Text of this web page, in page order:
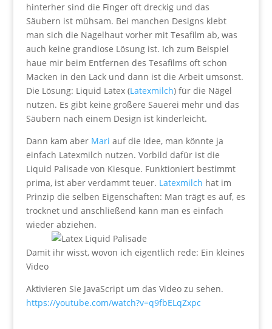
hinterher sind die Finger oft dreckig und das
Säubern ist mühsam. Bei manchen Designs klebt
man sich die Nagelhaut vorher mit Tesafilm ab, was
auch keine grandiose Lösung ist. Ich zum Beispiel
haue mir beim Entfernen des Tesafilms oft schon
Macken in den Lack und dann ist die Arbeit umsonst.
Die Lösung: Liquid Latex (Latexmilch) für die Nägel
nutzen. Es gibt keine großere Sauerei mehr und das
Säubern nach einem Design ist kinderleicht.
Dann kam aber Mari auf die Idee, man könnte ja
einfach Latexmilch nutzen. Vorbild dafür ist die
Liquid Palisade von Kiesque. Funktioniert bestimmt
prima, ist aber verdammt teuer. Latexmilch hat im
Prinzip die selben Eigenschaften: Man trägt es auf, es
trocknet und anschließend kann man es einfach
wieder abziehen.
Damit ihr wisst, wovon ich eigentlich rede: Ein kleines
Video
Aktivieren Sie JavaScript um das Video zu sehen.
https://youtube.com/watch?v=q9fbELqZxpc